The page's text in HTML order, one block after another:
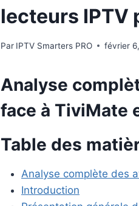
lecteurs IPTV
Par IPTV Smarters PRO février
Analyse
face à TiviMate
Table des
Analyse complète des
Introduction